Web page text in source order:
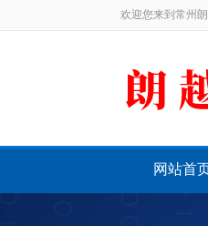
欢迎您来到常州
网站首